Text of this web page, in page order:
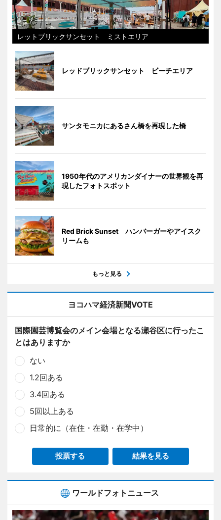
レットブリックサンセット ミストエリア
レッドブリックサンセット ビーチエリア
サンタモニカにあるさん橋を再現した橋
1950年代のアメリカンダイナーの世界観を再
現したフォトスポット
Red Brick Sunset ハンバーガーやアイスク
リームも
もっと見る
ヨコハマ経済新聞VOTE
国際園芸博覧会のメイン会場となる瀬谷区に行ったこ
とはありますか
ない
1.2回ある
3.4回ある
5回以上ある
日常的に（在住・在勤・在学中）
投票する 結果を見る
ワールドフォトニュース